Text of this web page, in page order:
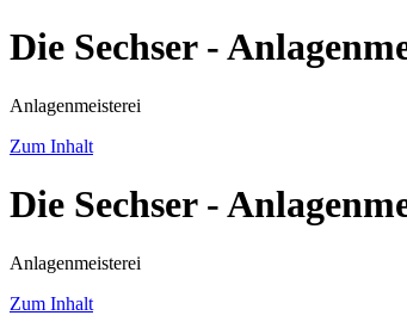
Die Sechser -
Anlagenmeisterei
Zum Inhalt
Die Sechser -
Anlagenmeisterei
Zum Inhalt